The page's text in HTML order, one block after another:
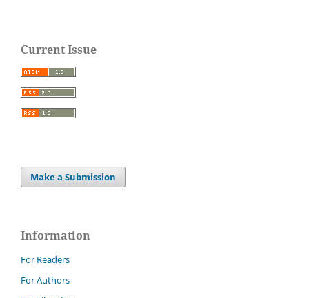
Current Issue
Make a Submission
Information
For Readers
For Authors